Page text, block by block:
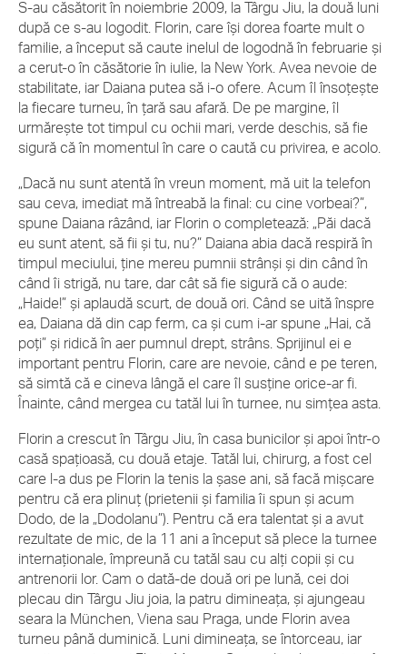
S-au căsătorit în noiembrie 2009, la Târgu Jiu, la două luni
după ce s-au logodit. Florin, care îşi dorea foarte mult o
familie, a început să caute inelul de logodnă în februarie şi
a cerut-o în căsătorie în iulie, la New York. Avea nevoie de
stabilitate, iar Daiana putea să i-o ofere. Acum îl însoţeşte
la fiecare turneu, în ţară sau afară. De pe margine, îl
urmăreşte tot timpul cu ochii mari, verde deschis, să fie
sigură că în momentul în care o caută cu privirea, e acolo.
„Dacă nu sunt atentă în vreun moment, mă uit la telefon
sau ceva, imediat mă întreabă la final: cu cine vorbeai?”,
spune Daiana râzând, iar Florin o completează: „Păi dacă
eu sunt atent, să fii şi tu, nu?” Daiana abia dacă respiră în
timpul meciului, ţine mereu pumnii strânşi şi din când în
când îi strigă, nu tare, dar cât să fie sigură că o aude:
„Haide!” şi aplaudă scurt, de două ori. Când se uită înspre
ea, Daiana dă din cap ferm, ca şi cum i-ar spune „Hai, că
poţi” şi ridică în aer pumnul drept, strâns. Sprijinul ei e
important pentru Florin, care are nevoie, când e pe teren,
să simtă că e cineva lângă el care îl susţine orice-ar fi.
Înainte, când mergea cu tatăl lui în turnee, nu simţea asta.
Florin a crescut în Târgu Jiu, în casa bunicilor şi apoi într-o
casă spaţioasă, cu două etaje. Tatăl lui, chirurg, a fost cel
care l-a dus pe Florin la tenis la şase ani, să facă mişcare
pentru că era plinuţ (prietenii şi familia îi spun şi acum
Dodo, de la „Dodolanu”). Pentru că era talentat şi a avut
rezultate de mic, de la 11 ani a început să plece la turnee
internaţionale, împreună cu tatăl sau cu alţi copii şi cu
antrenorii lor. Cam o dată-de două ori pe lună, cei doi
plecau din Târgu Jiu joia, la patru dimineaţa, şi ajungeau
seara la München, Viena sau Praga, unde Florin avea
turneu până duminică. Luni dimineaţa, se întorceau, iar